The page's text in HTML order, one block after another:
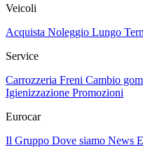
Veicoli
Acquista Noleggio Lungo
Service
Carrozzeria Freni Cambio
Igienizzazione Promozioni
Eurocar
Il Gruppo Dove siamo News